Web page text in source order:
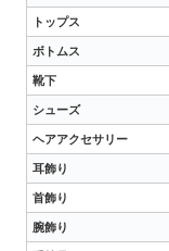
トップス
ボトムス
靴下
シューズ
ヘアアクセサリー
耳飾り
首飾り
腕飾り